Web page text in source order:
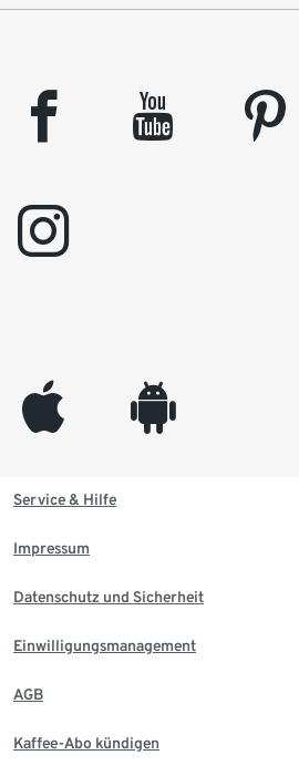
facebook youtube pinterest
instagram
appleinc android
Service & Hilfe
Impressum
Datenschutz und Sicherheit
Einwilligungsmanagement
AGB
Kaffee-Abo kündigen